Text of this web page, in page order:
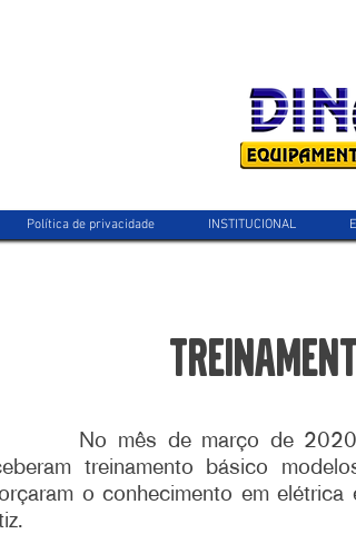
Política de privacidade INSTITUCIONAL
No mês de março de
treinamento básico
o conhecimento em